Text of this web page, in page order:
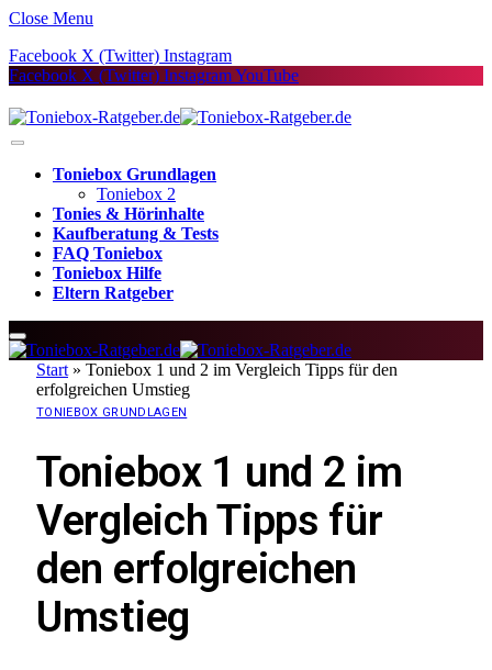
Close Menu
Facebook X (Twitter) Instagram
Facebook X (Twitter) InstagramYouTube
Toniebox Grundlagen
Toniebox 2
Tonies & Hörinhalte
Kaufberatung & Tests
FAQ Toniebox
Toniebox Hilfe
Eltern Ratgeber
Start » Toniebox 1 und 2 im Vergleich Tipps für den
erfolgreichen Umstieg
TONIEBOX GRUNDLAGEN
Toniebox 1 und 2 im
Vergleich Tipps für
den erfolgreichen
Umstieg